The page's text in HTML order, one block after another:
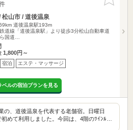
りに追加
松山市 / 道後温泉
道後温泉駅193m
道線「道後温泉駅」より徒歩3分松山自動車道
国道…
1,800円～
宿泊 エステ・マッサージ
ベルの宿泊プランを見る
の、道後温泉を代表する老舗宿。日曜日
めて利用しました。今回は、4階のﾂｲﾝﾙ…